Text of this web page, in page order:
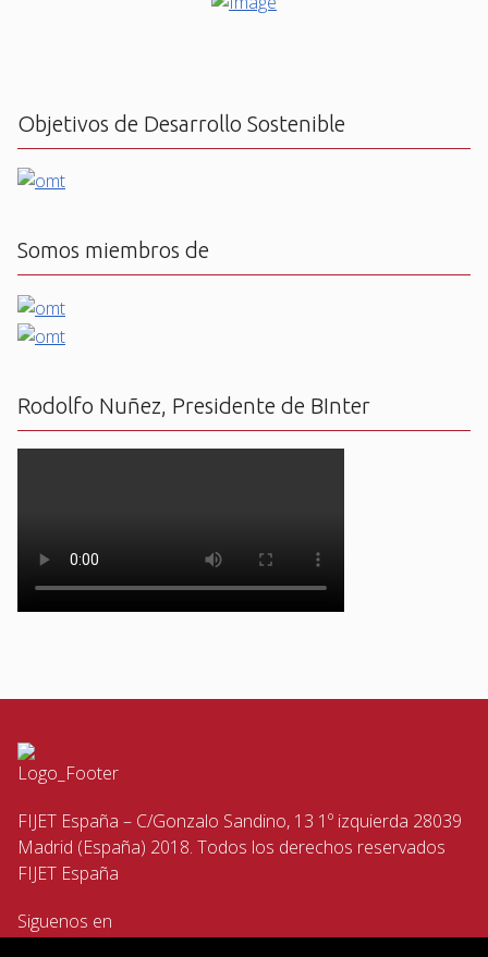
Objetivos de Desarrollo Sostenible
Somos miembros de
Rodolfo Nuñez, Presidente de BInter
FIJET España – C/Gonzalo Sandino, 13 1º izquierda 28039
Madrid (España) 2018. Todos los derechos reservados
FIJET España
Siguenos en